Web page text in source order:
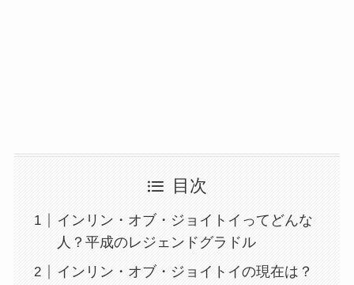
目次
インリン・オブ・ジョイトイってどんな
人？平成のレジェンドグラドル
インリン・オブ・ジョイトイの現在は？